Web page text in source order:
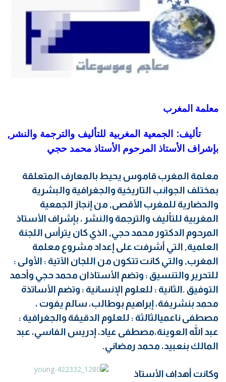
معلمة المغرب
تأليف: الجمعية المغربية للتأليف والترجمة والنشر,
بإشراف الأستاذ المرحوم الأستاذ محمد حجي
معلمة المغرب قاموس يحيط بالمعارف المتعلقة
بمختلف الجوانب التاريخية والجغرافية والبشرية
والحضارية للمغرب الأقصى, من إنجاز الجمعية
المغربية للتأليف والترجمة والنشر ، بإشراف الأستاذ
المرحوم الدكتور محمد حجي, الذي كان يترأس اللجنة
العلمية, التي أشرفت على إعداد مشروع معلمة
المغرب, والتي كانت تتكون من اللجان الآتية : الأولى :
للتحرير والتنسيق : وتضم الأستاذان محمد حجي وأحمد
التوفيق .الثانية : للعلوم الإنسانية : وتضم الأساتذة
محمد بنشريفة، إبراهيم بوطالب، سالم يفوت ،
مصطفى ناعميالثالثة : للعلوم الدقيقة والجغرافية :
عبد الله العوينة،مصطفى عياد، إدريس الفاسي، عبد
المالك بنعبيد، محمد رمضاني.
وكانت أهداف الأستاذ